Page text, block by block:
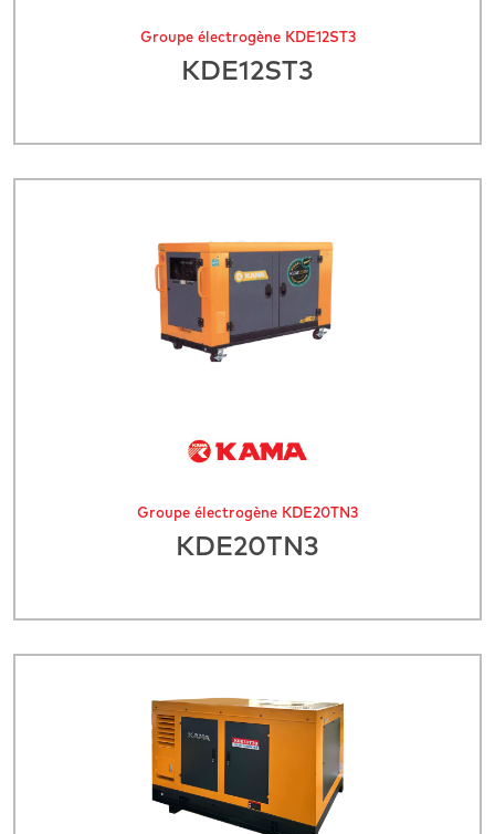
Groupe électrogène KDE12ST3
KDE12ST3
Groupe électrogène KDE20TN3
KDE20TN3